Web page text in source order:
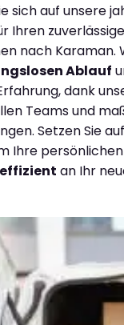
sich auf unsere
Ihren
nach Karaman.
Ablauf
dank
Teams und
Setzen Sie
Ihre
an Ihr